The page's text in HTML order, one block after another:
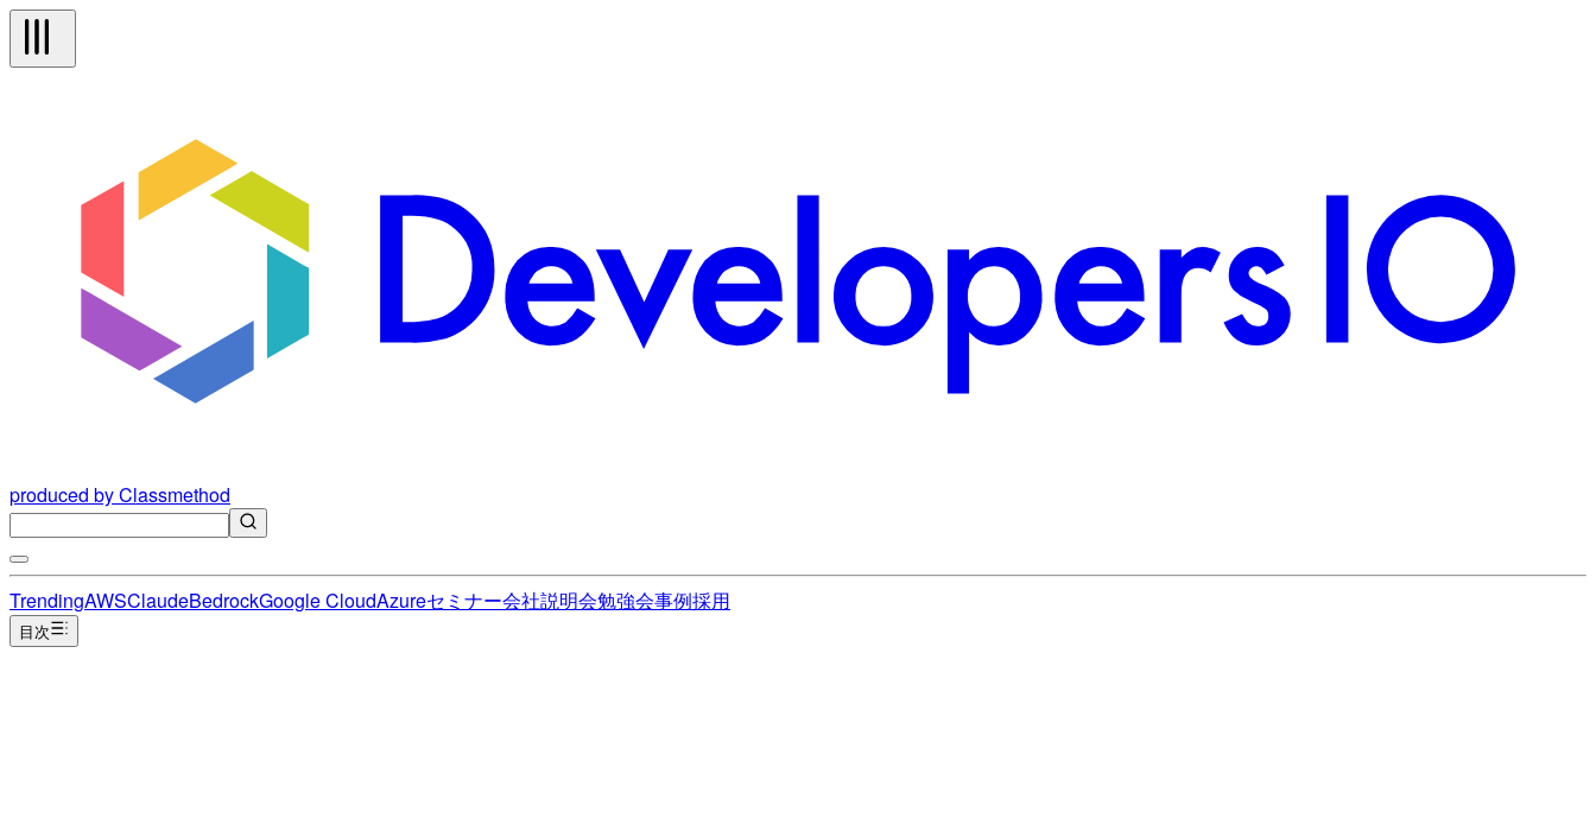
produced by Classmethod
TrendingAWSClaudeBedrockGoogle CloudAzureセミナー会社説明会勉強会事例採用
目次